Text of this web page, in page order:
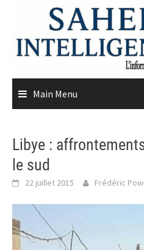
content
Main Menu
Libye :
le sud
22 juillet 2015 Frédéric